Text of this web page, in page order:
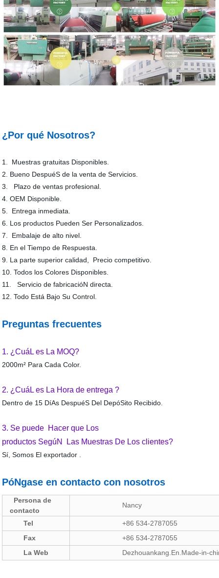
¿Por qué Nosotros?
1. Muestras gratuitas Disponibles.
2. Bueno DespuéS de la venta de Servicios.
3. Plazo de ventas profesional.
4. OEM Disponible.
5. Entrega inmediata.
6. Los productos Pueden Ser Personalizados.
7. Embalaje de alto nivel.
8. En el Tiempo de Respuesta.
9. La parte superior calidad, Precio competitivo.
10. Todos los Colores Disponibles.
11. Servicio de fabricacióN directa.
12. Todo Está Bajo Su Control.
Preguntas frecuentes
1. ¿CuáL es La MOQ?
2000m² Para Cada Color.
2. ¿CuáL es La Hora de entrega ?
Dentro de 15 DíAs DespuéS Del DepóSito Recibido.
3. Se puede Hacer que Los
productos SegúN Las Muestras De Los clientes?
Sí, Somos El exportador .
PóNgase en contacto con nosotros
Persona de
contacto
Nancy
Tel
+86 534-2787055
Fax
+86 534-2787055
La Web
Dezhouankang.En.Made-in-